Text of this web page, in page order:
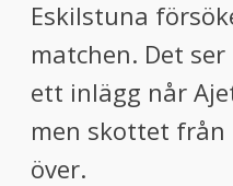
Eskilstuna
matchen. Det
ett inlägg når
men skottet
över.